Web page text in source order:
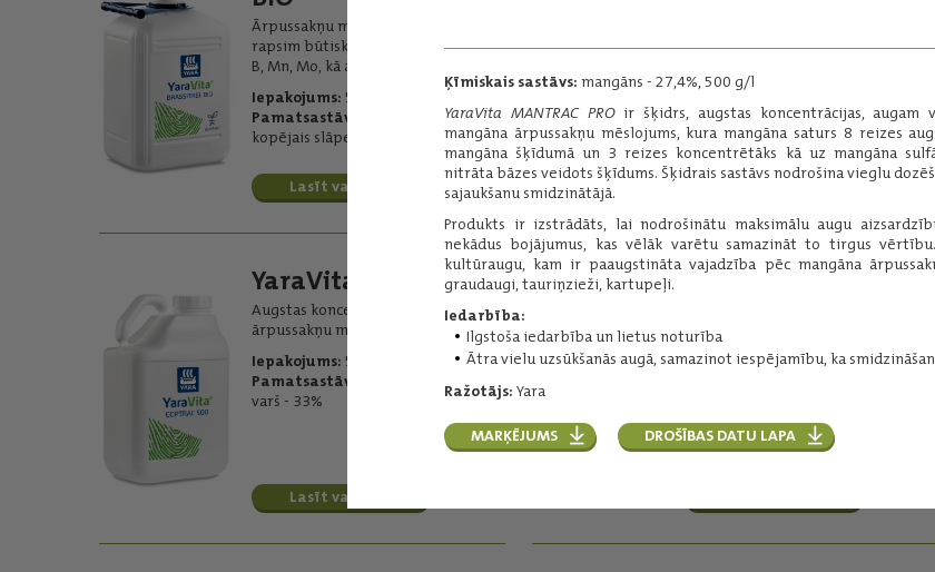
Ķīmiskais sastāvs: mangāns - 27,4%, 500 g/l
YaraVita MANTRAC PRO ir šķidrs, augstas koncentrācijas, augam
mangāna ārpussakņu mēslojums, kura mangāna saturs 8 reizes
mangāna šķīdumā un 3 reizes koncentrētāks kā uz mangāna
nitrāta bāzes veidots šķīdums. Šķidrais sastāvs nodrošina vieglu
sajaukšanu smidzinātājā.
Produkts ir izstrādāts, lai nodrošinātu maksimālu augu
nekādus bojājumus, kas vēlāk varētu samazināt to tirgus
kultūraugu, kam ir paaugstināta vajadzība pēc mangāna
graudaugi, tauriņzieži, kartupeļi.
Iedarbība:
Ilgstoša iedarbība un lietus noturība
Ātra vielu uzsūkšanās augā, samazinot iespējamību, ka
Ražotājs: Yara
MARĶĒJUMS DROŠĪBAS DATU LAPA
Ārpussakņu mēslojums, kas satur
rapsim būtiskos mikroelementuns
B, Mn, Mo, kā arī magniju un sēru.
Iepakojums: 5 l
Pamatsastāvs:
kopējais slāpeklis - 75 g/l
Lasīt vairāk
būtiskākajiem mikroelementiem.
Iepakojums:
Pamatsastāvs
mangāns - 4,6%
slāpeklis - 4,5%
bors - 3,9%
YaraVita COPTRAC
Augstas koncentrācijas vara
ārpussakņu mēslojums.
Iepakojums: 5 l
Pamatsastāvs
varš - 33%
Lasīt vairāk
YaraVita MANTRAC
Augstas koncentrācijas mangāna
ārpussakņu mēslojums.
mangāns - 27,4%